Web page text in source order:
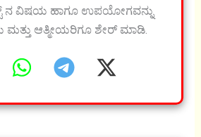
ನ ವಿಷಯ ಹಾಗೂ ಉಪಯೋಗವನ್ನು
ಮತ್ತು ಆತ್ಮೀಯರಿಗೂ ಶೇರ್ ಮಾಡಿ.